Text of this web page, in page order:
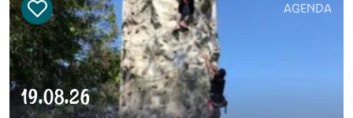
AGENDA
19.08.26